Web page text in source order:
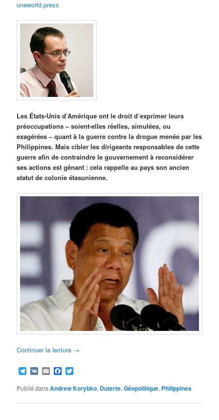
oneworld.press
Les États-Unis d’Amérique ont le droit d’exprimer leurs
préoccupations – soient-elles réelles, simulées, ou
exagérées – quant à la guerre contre la drogue menée par les
Philippines. Mais cibler les dirigeants responsables de cette
guerre afin de contraindre le gouvernement à reconsidérer
ses actions est gênant : cela rappelle au pays son ancien
statut de colonie étasunienne.
Continuer la lecture →
Telegram
VK EmailFacebook
Publié dansAndrew Korybko, Duterte,Géopolitique, Philippines